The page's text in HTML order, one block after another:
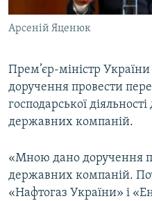
КРИМ РЕАЛІЇ
УКР
КТАТ
ДОЛУЧАЙСЯ!
Арсеній Яценюк
Прем’єр-міністр
доручення провести
господарської
державних компаній.
«Мною дано доручення
державних компаній.
«Нафтогаз України» і